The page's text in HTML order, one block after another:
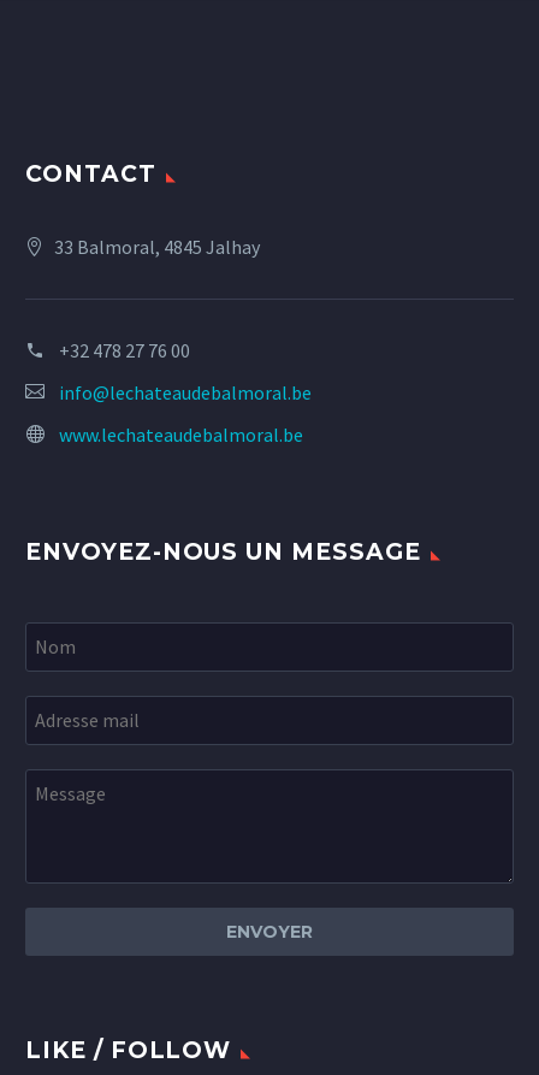
CONTACT
33 Balmoral, 4845 Jalhay
+32 478 27 76 00
info@lechateaudebalmoral.be
www.lechateaudebalmoral.be
ENVOYEZ-NOUS UN MESSAGE
LIKE / FOLLOW